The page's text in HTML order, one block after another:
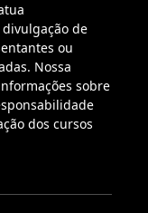
de
ou
Nossa
sobre
dos cursos